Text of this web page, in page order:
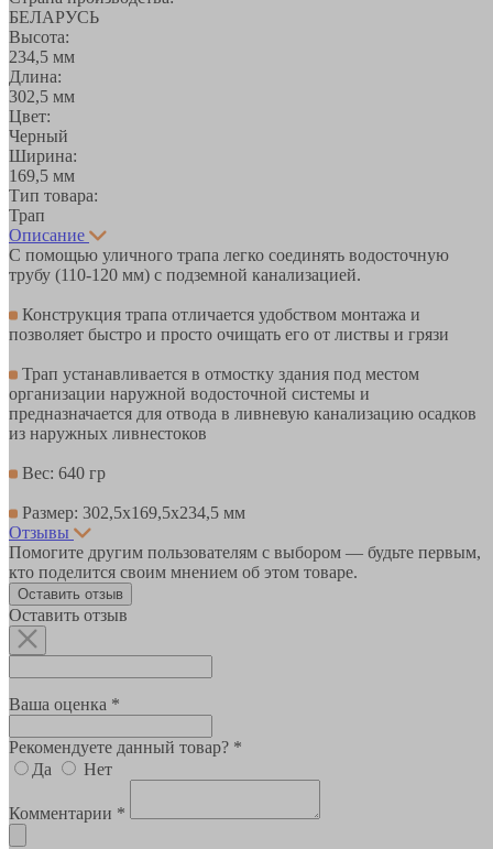
БЕЛАРУСЬ
Высота:
234,5 мм
Длина:
302,5 мм
Цвет:
Черный
Ширина:
169,5 мм
Тип товара:
Трап
Описание
С помощью уличного трапа легко соединять водосточную
трубу (110-120 мм) с подземной канализацией.
Конструкция трапа отличается удобством монтажа и
позволяет быстро и просто очищать его от листвы и грязи
Трап устанавливается в отмостку здания под местом
организации наружной водосточной системы и
предназначается для отвода в ливневую канализацию осадков
из наружных ливнестоков
Вес: 640 гр
Размер: 302,5х169,5х234,5 мм
Отзывы
Помогите другим пользователям с выбором — будьте первым,
кто поделится своим мнением об этом товаре.
Оставить отзыв
Оставить отзыв
Ваша оценка *
Рекомендуете данный товар? *
Да
Нет
Комментарии *